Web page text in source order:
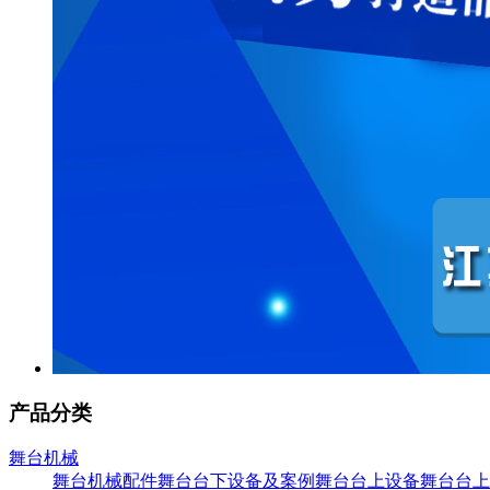
产品分类
舞台机械
舞台机械配件舞台台下设备及案例舞台台上设备舞台台